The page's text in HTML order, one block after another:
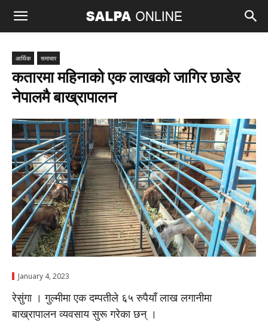
आर्थिक समाचार
कतारमा महिनाको एक लाखको जागिर छाडेर
नेपालमै बाख्रापालन
January 4, 2023
रेसुंगा । गुल्मीमा एक दम्पतीले ६५ रुपैयाँ लाख लगानीमा
बाख्रापालन व्यवसाय सुरू गरेका छन् ।